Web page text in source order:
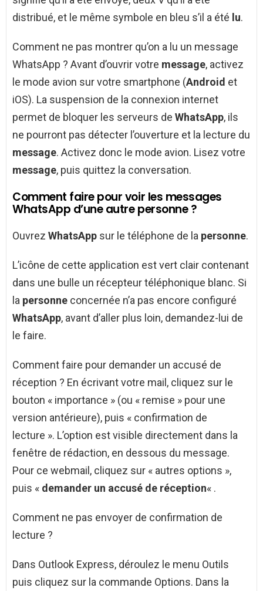
distribué, et le même symbole en bleu s’il a été lu.
Comment ne pas montrer qu’on a lu un message
WhatsApp ? Avant d’ouvrir votre message, activez
le mode avion sur votre smartphone (Android et
iOS). La suspension de la connexion internet
permet de bloquer les serveurs de WhatsApp, ils
ne pourront pas détecter l’ouverture et la lecture du
message. Activez donc le mode avion. Lisez votre
message, puis quittez la conversation.
Comment faire pour voir les messages
WhatsApp d’une autre personne ?
Ouvrez WhatsApp sur le téléphone de la personne.
L’icône de cette application est vert clair contenant
dans une bulle un récepteur téléphonique blanc. Si
la personne concernée n’a pas encore configuré
WhatsApp, avant d’aller plus loin, demandez-lui de
le faire.
Comment faire pour demander un accusé de
réception ? En écrivant votre mail, cliquez sur le
bouton « importance » (ou « remise » pour une
version antérieure), puis « confirmation de
lecture ». L’option est visible directement dans la
fenêtre de rédaction, en dessous du message.
Pour ce webmail, cliquez sur « autres options »,
puis « demander un accusé de réception« .
Comment ne pas envoyer de confirmation de
lecture ?
Dans Outlook Express, déroulez le menu Outils
puis cliquez sur la commande Options. Dans la